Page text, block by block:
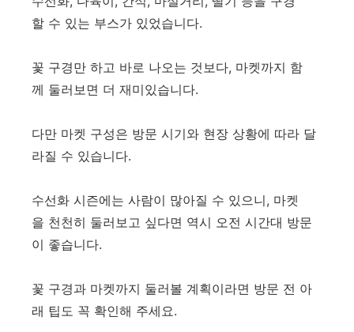
할 수 있는 부스가 있었습니다.
꽃 구경만 하고 바로 나오는 것보다, 마켓까지 함
께 둘러보면 더 재미있습니다.
다만 마켓 구성은 방문 시기와 현장 상황에 따라 달
라질 수 있습니다.
수선화 시즌에는 사람이 많아질 수 있으니, 마켓
을 천천히 둘러보고 싶다면 역시 오전 시간대 방문
이 좋습니다.
꽃 구경과 마켓까지 둘러볼 계획이라면 방문 전 아
래 팁도 꼭 확인해 주세요.